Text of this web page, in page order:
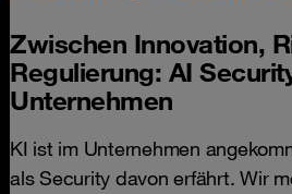
Zwischen Innovation,
Regulierung: AI
Unternehmen
KI ist im Unternehmen
als Security davon erfährt. Wir